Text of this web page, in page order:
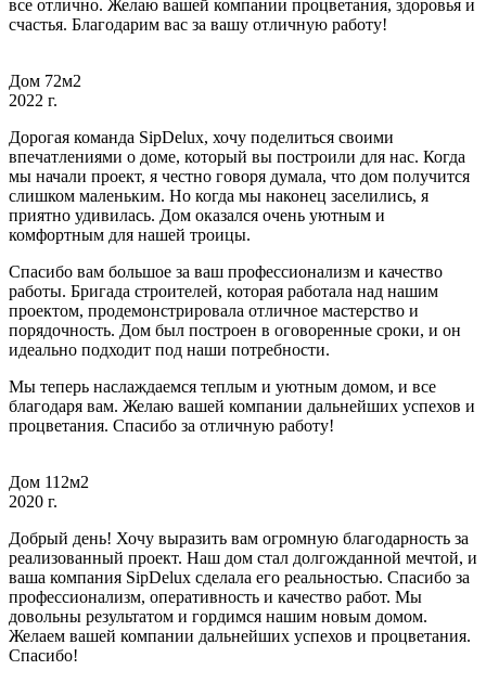
все отлично. Желаю вашей компании процветания, здоровья и
счастья. Благодарим вас за вашу отличную работу!
Дом 72м2
2022 г.
Дорогая команда SipDelux, хочу поделиться своими
впечатлениями о доме, который вы построили для нас. Когда
мы начали проект, я честно говоря думала, что дом получится
слишком маленьким. Но когда мы наконец заселились, я
приятно удивилась. Дом оказался очень уютным и
комфортным для нашей троицы.
Спасибо вам большое за ваш профессионализм и качество
работы. Бригада строителей, которая работала над нашим
проектом, продемонстрировала отличное мастерство и
порядочность. Дом был построен в оговоренные сроки, и он
идеально подходит под наши потребности.
Мы теперь наслаждаемся теплым и уютным домом, и все
благодаря вам. Желаю вашей компании дальнейших успехов и
процветания. Спасибо за отличную работу!
Дом 112м2
2020 г.
Добрый день! Хочу выразить вам огромную благодарность за
реализованный проект. Наш дом стал долгожданной мечтой, и
ваша компания SipDelux сделала его реальностью. Спасибо за
профессионализм, оперативность и качество работ. Мы
довольны результатом и гордимся нашим новым домом.
Желаем вашей компании дальнейших успехов и процветания.
Спасибо!